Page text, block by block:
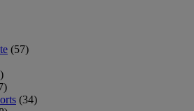
(57)
(34)